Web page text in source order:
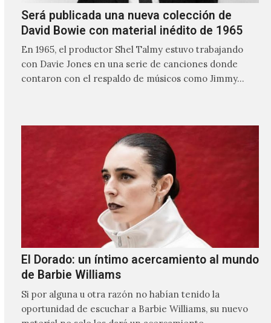
Será publicada una nueva colección de
David Bowie con material inédito de 1965
En 1965, el productor Shel Talmy estuvo trabajando
con Davie Jones en una serie de canciones donde
contaron con el respaldo de músicos como Jimmy…
El Dorado: un íntimo acercamiento al mundo
de Barbie Williams
Si por alguna u otra razón no habían tenido la
oportunidad de escuchar a Barbie Williams, su nuevo